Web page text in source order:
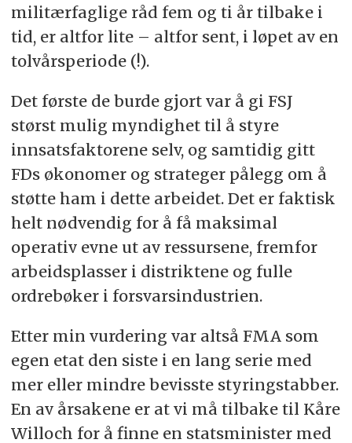
militærfaglige råd fem og ti år tilbake i
tid, er altfor lite – altfor sent, i løpet av en
tolvårsperiode (!).
Det første de burde gjort var å gi FSJ
størst mulig myndighet til å styre
innsatsfaktorene selv, og samtidig gitt
FDs økonomer og strateger pålegg om å
støtte ham i dette arbeidet. Det er faktisk
helt nødvendig for å få maksimal
operativ evne ut av ressursene, fremfor
arbeidsplasser i distriktene og fulle
ordrebøker i forsvarsindustrien.
Etter min vurdering var altså FMA som
egen etat den siste i en lang serie med
mer eller mindre bevisste styringstabber.
En av årsakene er at vi må tilbake til Kåre
Willoch for å finne en statsminister med